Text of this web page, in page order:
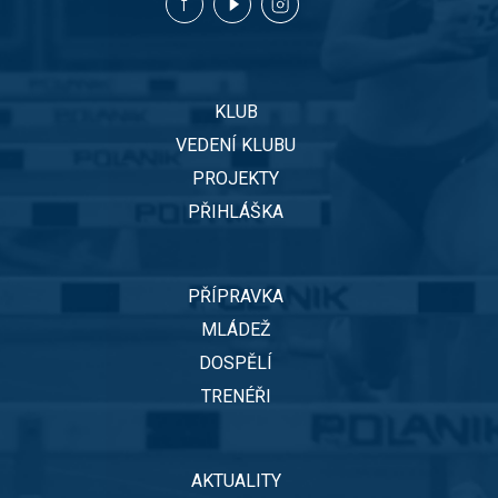
KLUB
VEDENÍ KLUBU
PROJEKTY
PŘIHLÁŠKA
PŘÍPRAVKA
MLÁDEŽ
DOSPĚLÍ
TRENÉŘI
AKTUALITY